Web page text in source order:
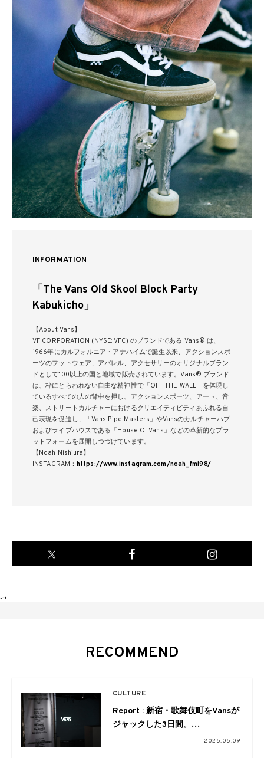
INFORMATION
「The Vans Old Skool Block Party
Kabukicho」
【About Vans】
VF CORPORATION (NYSE: VFC) のブランドである Vans® は、
1966年にカルフォルニア・アナハイムで誕⽣以来、アクションスポ
ーツのフットウェア、アパレル、アクセサリーのオリジナルブラン
ドとして100以上の国と地域で販売されています。Vans® ブランド
は、枠にとらわれない⾃由な精神性で「OFF THE WALL」を体現し
ているすべての⼈の背中を押し、アクションスポーツ、アート、⾳
楽、ストリートカルチャーにおけるクリエイティビティあふれる⾃
⼰表現を促進し、「Vans Pipe Masters」やVansのカルチャーハブ
およびライブハウスである「House Of Vans」などの⾰新的なプラ
ットフォームを展開しつづけています。
【Noah Nishiura】
INSTAGRAM： https://www.instagram.com/noah_fml98/
-->
RECOMMEND
CULTURE
Report : 新宿・歌舞伎町をVansが
ジャックした3日間。
「The Vans Old Skool Block2025.05.09